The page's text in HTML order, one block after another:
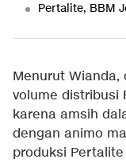
Pertalite, BBM
Menurut
volume distribusi
karena amsih
dengan animo
produksi